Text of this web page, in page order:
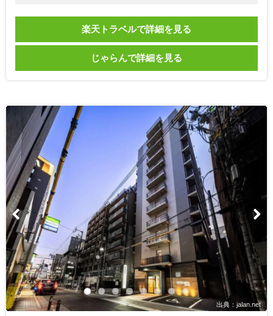
楽天トラベルで詳細を見る
じゃらんで詳細を見る
出典：jalan.net